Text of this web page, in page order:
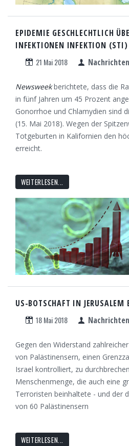
EPIDEMIE GESCHLECHTLICH
INFEKTIONEN INFEKTION
21 Mai 2018
Newsweekberichtete, dass die
in fünf Jahren um 45 Prozent
Gonorrhoe und Chlamydien sind
(15. Mai 2018). Wegen der
Totgeburten in Kalifornien den
erreicht.
WEITERLESEN...
US-BOTSCHAFT IN JERUSALEM
18 Mai 2018
Gegen den Widerstand
von Palästinensern, einen
Israel kontrolliert, zu
Menschenmenge, die auch eine
Terroristen beinhaltete - und der
von 60 Palästinensern
WEITERLESEN...